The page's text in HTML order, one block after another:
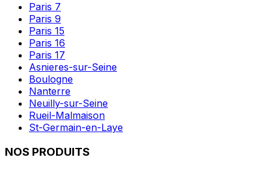
Paris 7
Paris 9
Paris 15
Paris 16
Paris 17
Asnieres-sur-Seine
Boulogne
Nanterre
Neuilly-sur-Seine
Rueil-Malmaison
St-Germain-en-Laye
NOS PRODUITS